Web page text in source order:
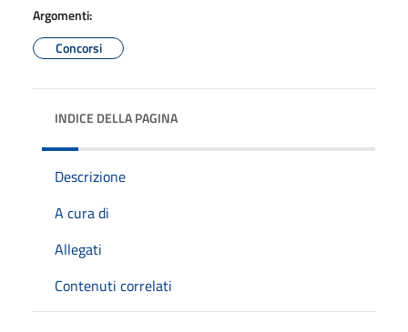
Argomenti:
Concorsi
INDICE DELLA PAGINA
Descrizione
A cura di
Allegati
Contenuti correlati